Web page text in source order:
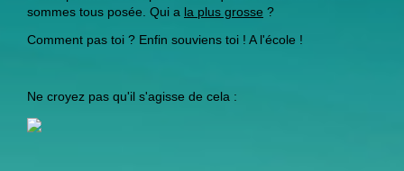
sommes tous posée. Qui a la plus grosse ?
Comment pas toi ? Enfin souviens toi ! A l'école !
Ne croyez pas qu'il s'agisse de cela :